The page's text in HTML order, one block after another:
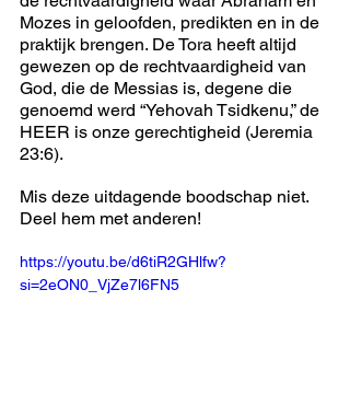
Mozes in geloofden, predikten en in de
praktijk brengen. De Tora heeft altijd
gewezen op de rechtvaardigheid van
God, die de Messias is, degene die
genoemd werd “Yehovah Tsidkenu,” de
HEER is onze gerechtigheid (Jeremia
23:6).
Mis deze uitdagende boodschap niet.
Deel hem met anderen!
https://youtu.be/d6tiR2GHlfw?
si=2eON0_VjZe7l6FN5